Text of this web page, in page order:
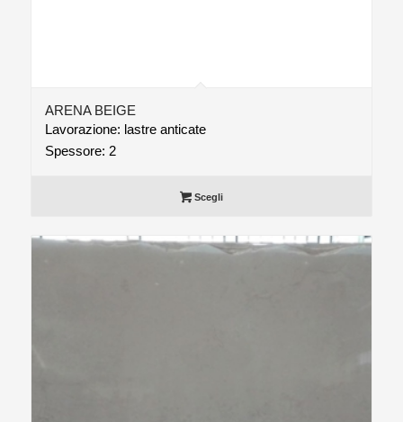
ARENA BEIGE
Lavorazione: lastre anticate
Spessore: 2
Scegli